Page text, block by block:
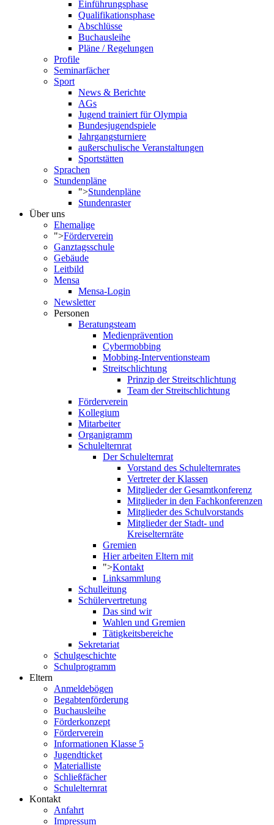
Einführungsphase
Qualifikationsphase
Abschlüsse
Buchausleihe
Pläne / Regelungen
Profile
Seminarfächer
Sport
News & Berichte
AGs
Jugend trainiert für Olympia
Bundesjugendspiele
Jahrgangsturniere
außerschulische Veranstaltungen
Sportstätten
Sprachen
Stundenpläne
">Stundenpläne
Stundenraster
Über uns
Ehemalige
">Förderverein
Ganztagsschule
Gebäude
Leitbild
Mensa
Mensa-Login
Newsletter
Personen
Beratungsteam
Medienprävention
Cybermobbing
Mobbing-Interventionsteam
Streitschlichtung
Prinzip der Streitschlichtung
Team der Streitschlichtung
Förderverein
Kollegium
Mitarbeiter
Organigramm
Schulelternrat
Der Schulelternrat
Vorstand des Schulelternrates
Vertreter der Klassen
Mitglieder der Gesamtkonferenz
Mitglieder in den Fachkonferenzen
Mitglieder des Schulvorstands
Mitglieder der Stadt- und
Kreiselternräte
Gremien
Hier arbeiten Eltern mit
">Kontakt
Linksammlung
Schulleitung
Schülervertretung
Das sind wir
Wahlen und Gremien
Tätigkeitsbereiche
Sekretariat
Schulgeschichte
Schulprogramm
Eltern
Anmeldebögen
Begabtenförderung
Buchausleihe
Förderkonzept
Förderverein
Informationen Klasse 5
Jugendticket
Materialliste
Schließfächer
Schulelternrat
Kontakt
Anfahrt
Impressum